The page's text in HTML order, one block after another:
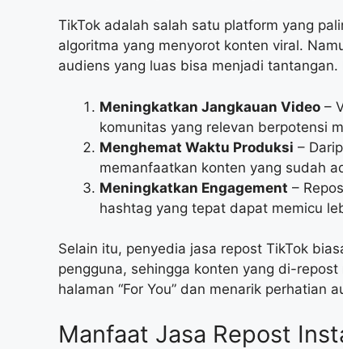
TikTok adalah salah satu platform yang
algoritma yang menyorot konten viral.
audiens yang luas bisa menjadi tantangan.
Meningkatkan Jangkauan Video –
komunitas yang relevan berpotensi
Menghemat Waktu Produksi –
memanfaatkan konten yang sudah
Meningkatkan Engagement –
hashtag yang tepat dapat memicu
Selain itu, penyedia jasa repost TikTok
pengguna, sehingga konten yang di-
halaman “For You” dan menarik perhatian
Manfaat Jasa Repost